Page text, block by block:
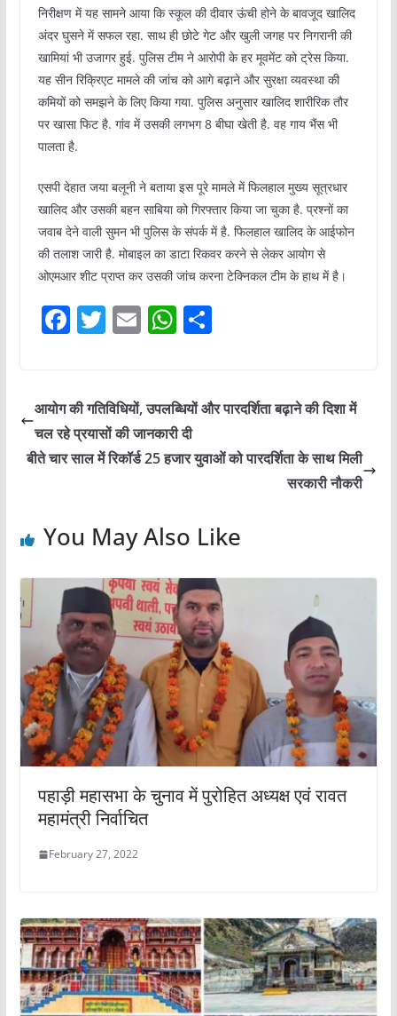
निरीक्षण में यह सामने आया कि स्कूल की दीवार ऊंची होने के बावजूद खालिद
अंदर घुसने में सफल रहा. साथ ही छोटे गेट और खुली जगह पर निगरानी की
खामियां भी उजागर हुई. पुलिस टीम ने आरोपी के हर मूवमेंट को ट्रेस किया.
यह सीन रिक्रिएट मामले की जांच को आगे बढ़ाने और सुरक्षा व्यवस्था की
कमियों को समझने के लिए किया गया. पुलिस अनुसार खालिद शारीरिक तौर
पर खासा फिट है. गांव में उसकी लगभग 8 बीघा खेती है. वह गाय भैंस भी
पालता है.
एसपी देहात जया बलूनी ने बताया इस पूरे मामले में फिलहाल मुख्य सूत्रधार
खालिद और उसकी बहन साबिया को गिरफ्तार किया जा चुका है. प्रश्नों का
जवाब देने वाली सुमन भी पुलिस के संपर्क में है. फिलहाल खालिद के आईफोन
की तलाश जारी है. मोबाइल का डाटा रिकवर करने से लेकर आयोग से
ओएमआर शीट प्राप्त कर उसकी जांच करना टेक्निकल टीम के हाथ में है।
F
e
b
o
T
er
E
l
W
s
A
p
S
e
आयोग की गतिविधियों, उपलब्धियों और पारदर्शिता बढ़ाने की दिशा में
चल रहे प्रयासों की जानकारी दी
बीते चार साल में रिकॉर्ड 25 हजार युवाओं को पारदर्शिता के साथ मिली
सरकारी नौकरी
You May Also Like
पहाड़ी महासभा के चुनाव में पुरोहित अध्यक्ष एवं रावत
महामंत्री निर्वाचित
February 27, 2022